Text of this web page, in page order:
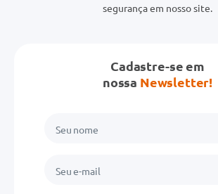
segurança em nosso site.
Cadastre-se em
nossa Newsletter!